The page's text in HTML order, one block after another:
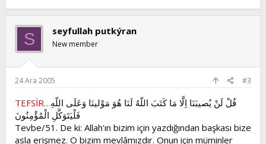
S seyfullah putkýran
New member
24 Ara 2005 #3
TEFSİR…قُلْ لَنْ يُصيبَنَا اِلَّا مَا كَتَبَ اللّهُ لَنَا هُوَ مَوْلينَا وَعَلَى اللّهِ
فَلْيَتَوَكَّلِ الْمُؤْمِنُونَ
Tevbe/51. De ki: Allah'ın bizim için yazdığından başkası bize
asla erişmez. O bizim mevlâmızdır. Onun için müminler